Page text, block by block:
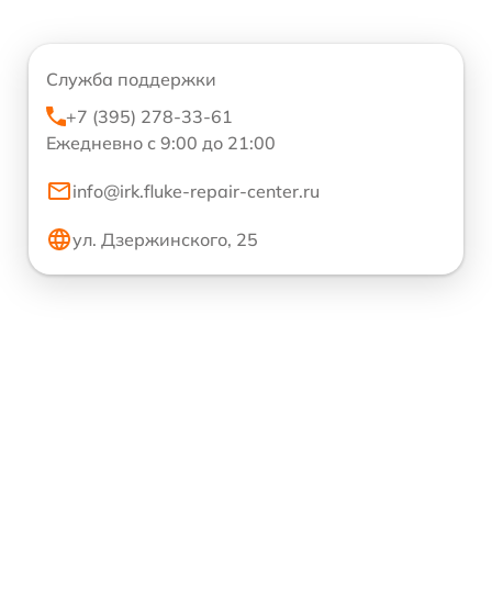
Служба поддержки
+7 (395) 278-33-61
Ежедневно с 9:00 до 21:00
info@irk.fluke-repair-center.ru
ул. Дзержинского, 25